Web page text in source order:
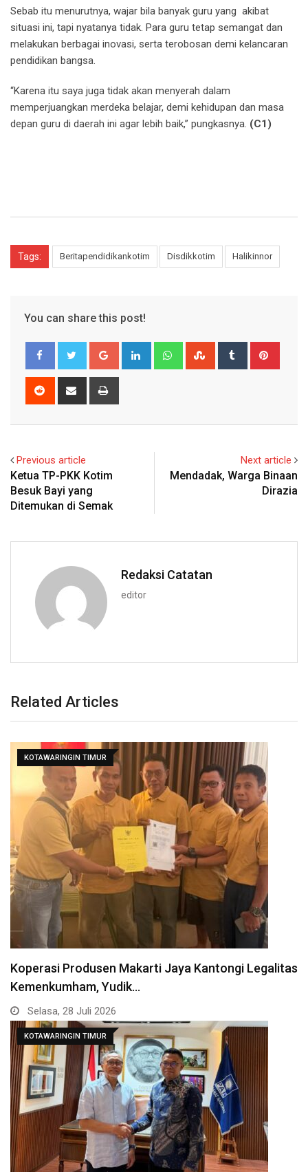
Sebab itu menurutnya, wajar bila banyak guru yang akibat
situasi ini, tapi nyatanya tidak. Para guru tetap semangat dan
melakukan berbagai inovasi, serta terobosan demi kelancaran
pendidikan bangsa.
“Karena itu saya juga tidak akan menyerah dalam
memperjuangkan merdeka belajar, demi kehidupan dan masa
depan guru di daerah ini agar lebih baik,” pungkasnya. (C1)
Tags: Beritapendidikankotim Disdikkotim Halikinnor
You can share this post!
Google+ LinkedIn WhatsappStumbleUpon
Tumblr
Reddit
Share
Previous article
Ketua TP-PKK Kotim
Besuk Bayi yang
Ditemukan di Semak
Next article
Mendadak, Warga Binaan
Dirazia
Redaksi Catatan
editor
Related Articles
KOTAWARINGIN TIMUR
Koperasi Produsen Makarti Jaya Kantongi Legalitas
Kemenkumham, Yudik…
Selasa, 28 Juli 2026
KOTAWARINGIN TIMUR